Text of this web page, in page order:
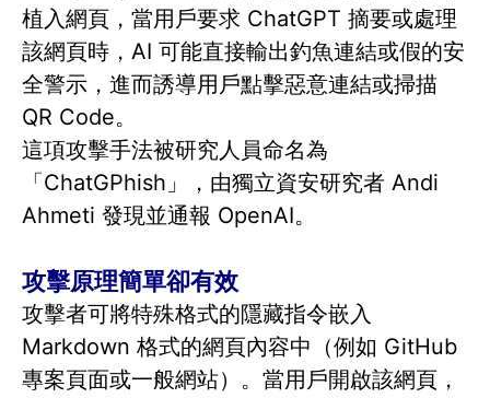
植入網頁，當用戶要求 ChatGPT 摘要或處理
該網頁時，AI 可能直接輸出釣魚連結或假的安
全警示，進而誘導用戶點擊惡意連結或掃描
QR Code。
這項攻擊手法被研究人員命名為
「ChatGPhish」，由獨立資安研究者 Andi
Ahmeti 發現並通報 OpenAI。
攻擊原理簡單卻有效
攻擊者可將特殊格式的隱藏指令嵌入
Markdown 格式的網頁內容中（例如 GitHub
專案頁面或一般網站）。當用戶開啟該網頁，